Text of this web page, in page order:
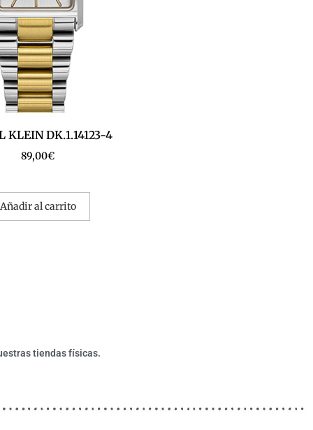
KLEIN DK.1.14123-4
89,00€
Añadir al carrito
tiendas físicas.